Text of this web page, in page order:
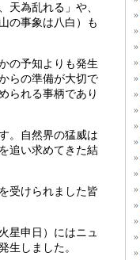
天為乱れる」や、
の事象は八白）も
の予知よりも発生
らの準備が大切で
られる事柄であり
。自然界の猛威は
追い求めてきた結
受けられました皆
星申日）にはニュ
生しました。